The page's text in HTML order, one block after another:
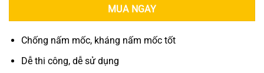
MUA NGAY
Chống nấm mốc, kháng nấm mốc tốt
Dễ thi công, dễ sử dụng